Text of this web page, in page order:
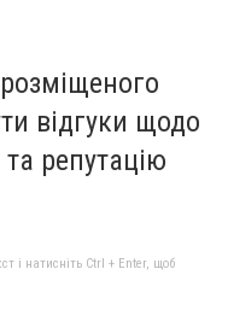
відгуки щодо
репутацію
і натисніть Ctrl + Enter, щоб